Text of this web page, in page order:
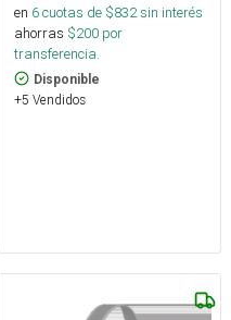
en 6cuotas de $832sin interés
ahorras $200 por
transferencia.
Disponible
+5 Vendidos